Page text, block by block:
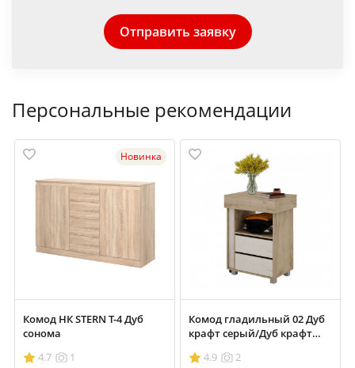
Отправить заявку
Персональные рекомендации
Новинка
Комод НК STERN Т-4 Дуб
сонома
4.7
1
Комод гладильный 02 Дуб
крафт серый/Дуб крафт
4.9
2